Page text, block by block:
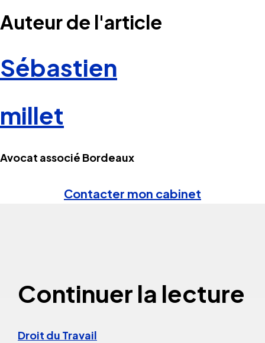
Auteur de l'article
Sébastien
millet
Avocat associé Bordeaux
Contacter mon cabinet
Continuer la lecture
Droit du Travail